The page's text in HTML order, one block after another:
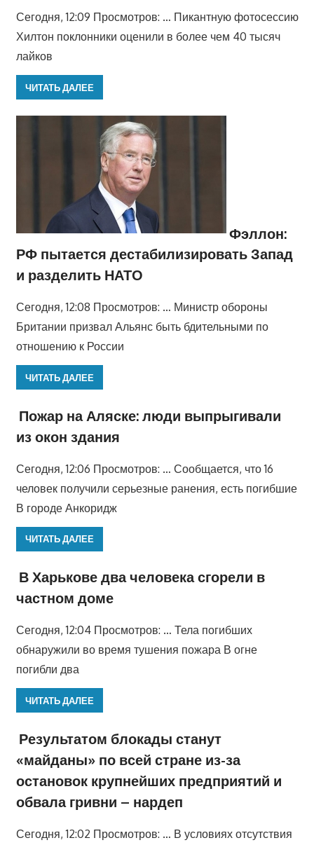
Сегодня, 12:09 Просмотров: … Пикантную фотосессию
Хилтон поклонники оценили в более чем 40 тысяч
лайков
ЧИТАТЬ ДАЛЕЕ
Фэллон:
РФ пытается дестабилизировать Запад
и разделить НАТО
Сегодня, 12:08 Просмотров: … Министр обороны
Британии призвал Альянс быть бдительными по
отношению к России
ЧИТАТЬ ДАЛЕЕ
Пожар на Аляске: люди выпрыгивали
из окон здания
Сегодня, 12:06 Просмотров: … Сообщается, что 16
человек получили серьезные ранения, есть погибшие
В городе Анкоридж
ЧИТАТЬ ДАЛЕЕ
В Харькове два человека сгорели в
частном доме
Сегодня, 12:04 Просмотров: … Тела погибших
обнаружили во время тушения пожара В огне
погибли два
ЧИТАТЬ ДАЛЕЕ
Результатом блокады станут
«майданы» по всей стране из-за
остановок крупнейших предприятий и
обвала гривни – нардеп
Сегодня, 12:02 Просмотров: … В условиях отсутствия